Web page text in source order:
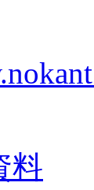
料